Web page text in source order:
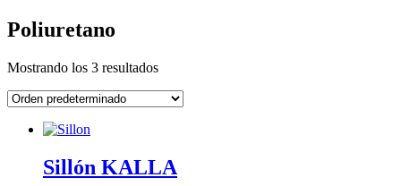
Poliuretano
Mostrando los 3 resultados
Sillón KALLA